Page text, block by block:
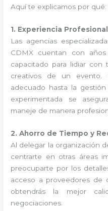
Aquí te explicamos por qué:
1. Experiencia Profesional
Las agencias
CDMX cuentan con
capacitado para lidiar con
creativos de un evento.
adecuado hasta la
experimentada se
maneje de manera
2. Ahorro de Tiempo y
Al delegar la organización
centrarte en otras áreas
preocuparte por los
acceso a proveedores de
obtendrás la mejor
negociaciones.